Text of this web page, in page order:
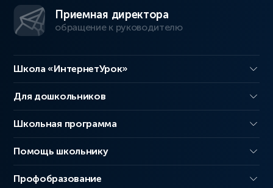
Приемная директора
обращение к руководителю
Школа «ИнтернетУрок»
Для дошкольников
Школьная программа
Помощь школьнику
Профобразование